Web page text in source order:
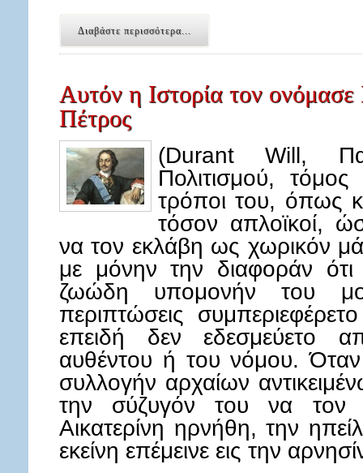
Διαβάστε περισσότερα...
Αυτόν η Ιστορία τον
Πέτρος
(Durant Will,
Πολιτισμού,
τρόποι του, όπως
τόσον απλοϊκοί,
να τον εκλάβη ως χωρικόν
με μόνην την διαφοράν
ζωώδη υπομονήν του
περιπτώσεις
επειδή δεν εδεσμεύετο
αυθέντου ή του νόμου. Όταν
συλλογήν αρχαίων
την σύζυγόν του να
Αικατερίνη ηρνήθη, την
εκείνη επέμεινε εις την